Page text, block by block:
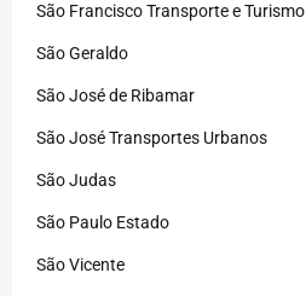
São Francisco Transporte e Turismo
São Geraldo
São José de Ribamar
São José Transportes Urbanos
São Judas
São Paulo Estado
São Vicente